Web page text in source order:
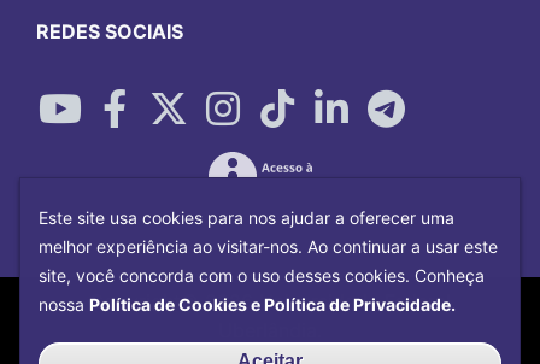
REDES SOCIAIS
Copyright©2026Universidade Federal
Este site usa cookies para nos ajudar a oferecer uma
melhor experiência ao visitar-nos. Ao continuar a usar este
site, você concorda com o uso desses cookies. Conheça
nossa Política de Cookies e Política de Privacidade.